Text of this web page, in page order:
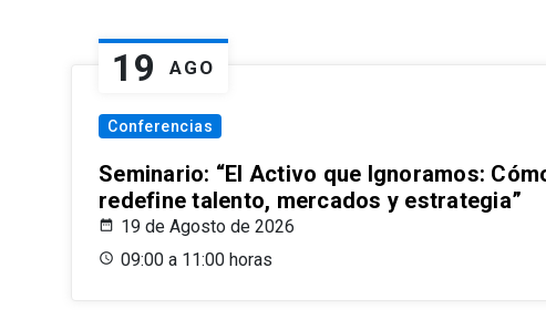
19 AGO
Conferencias
Seminario: “El Activo que Ignoramos:
redefine talento, mercados y estrategia”
19 de Agosto de 2026
09:00 a 11:00 horas